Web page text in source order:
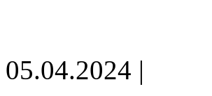
05.04.2024 |